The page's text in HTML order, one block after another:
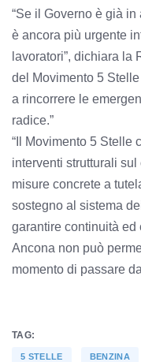
“Se il Governo è già
è ancora più urgente
lavoratori”, dichiara
del Movimento 5
a rincorrere le
radice.”
“Il Movimento 5 Stelle
interventi strutturali
misure concrete a
sostegno al sistema
garantire continuità ed
Ancona non può
momento di passare
TAG:
5 STELLE BENZINA